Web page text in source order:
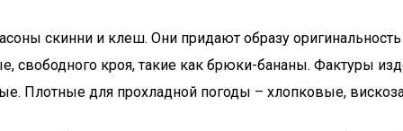
скинни и клеш. Они придают образу
кроя, такие как брюки-бананы. Фактуры
Плотные для прохладной погоды – хлопковые,